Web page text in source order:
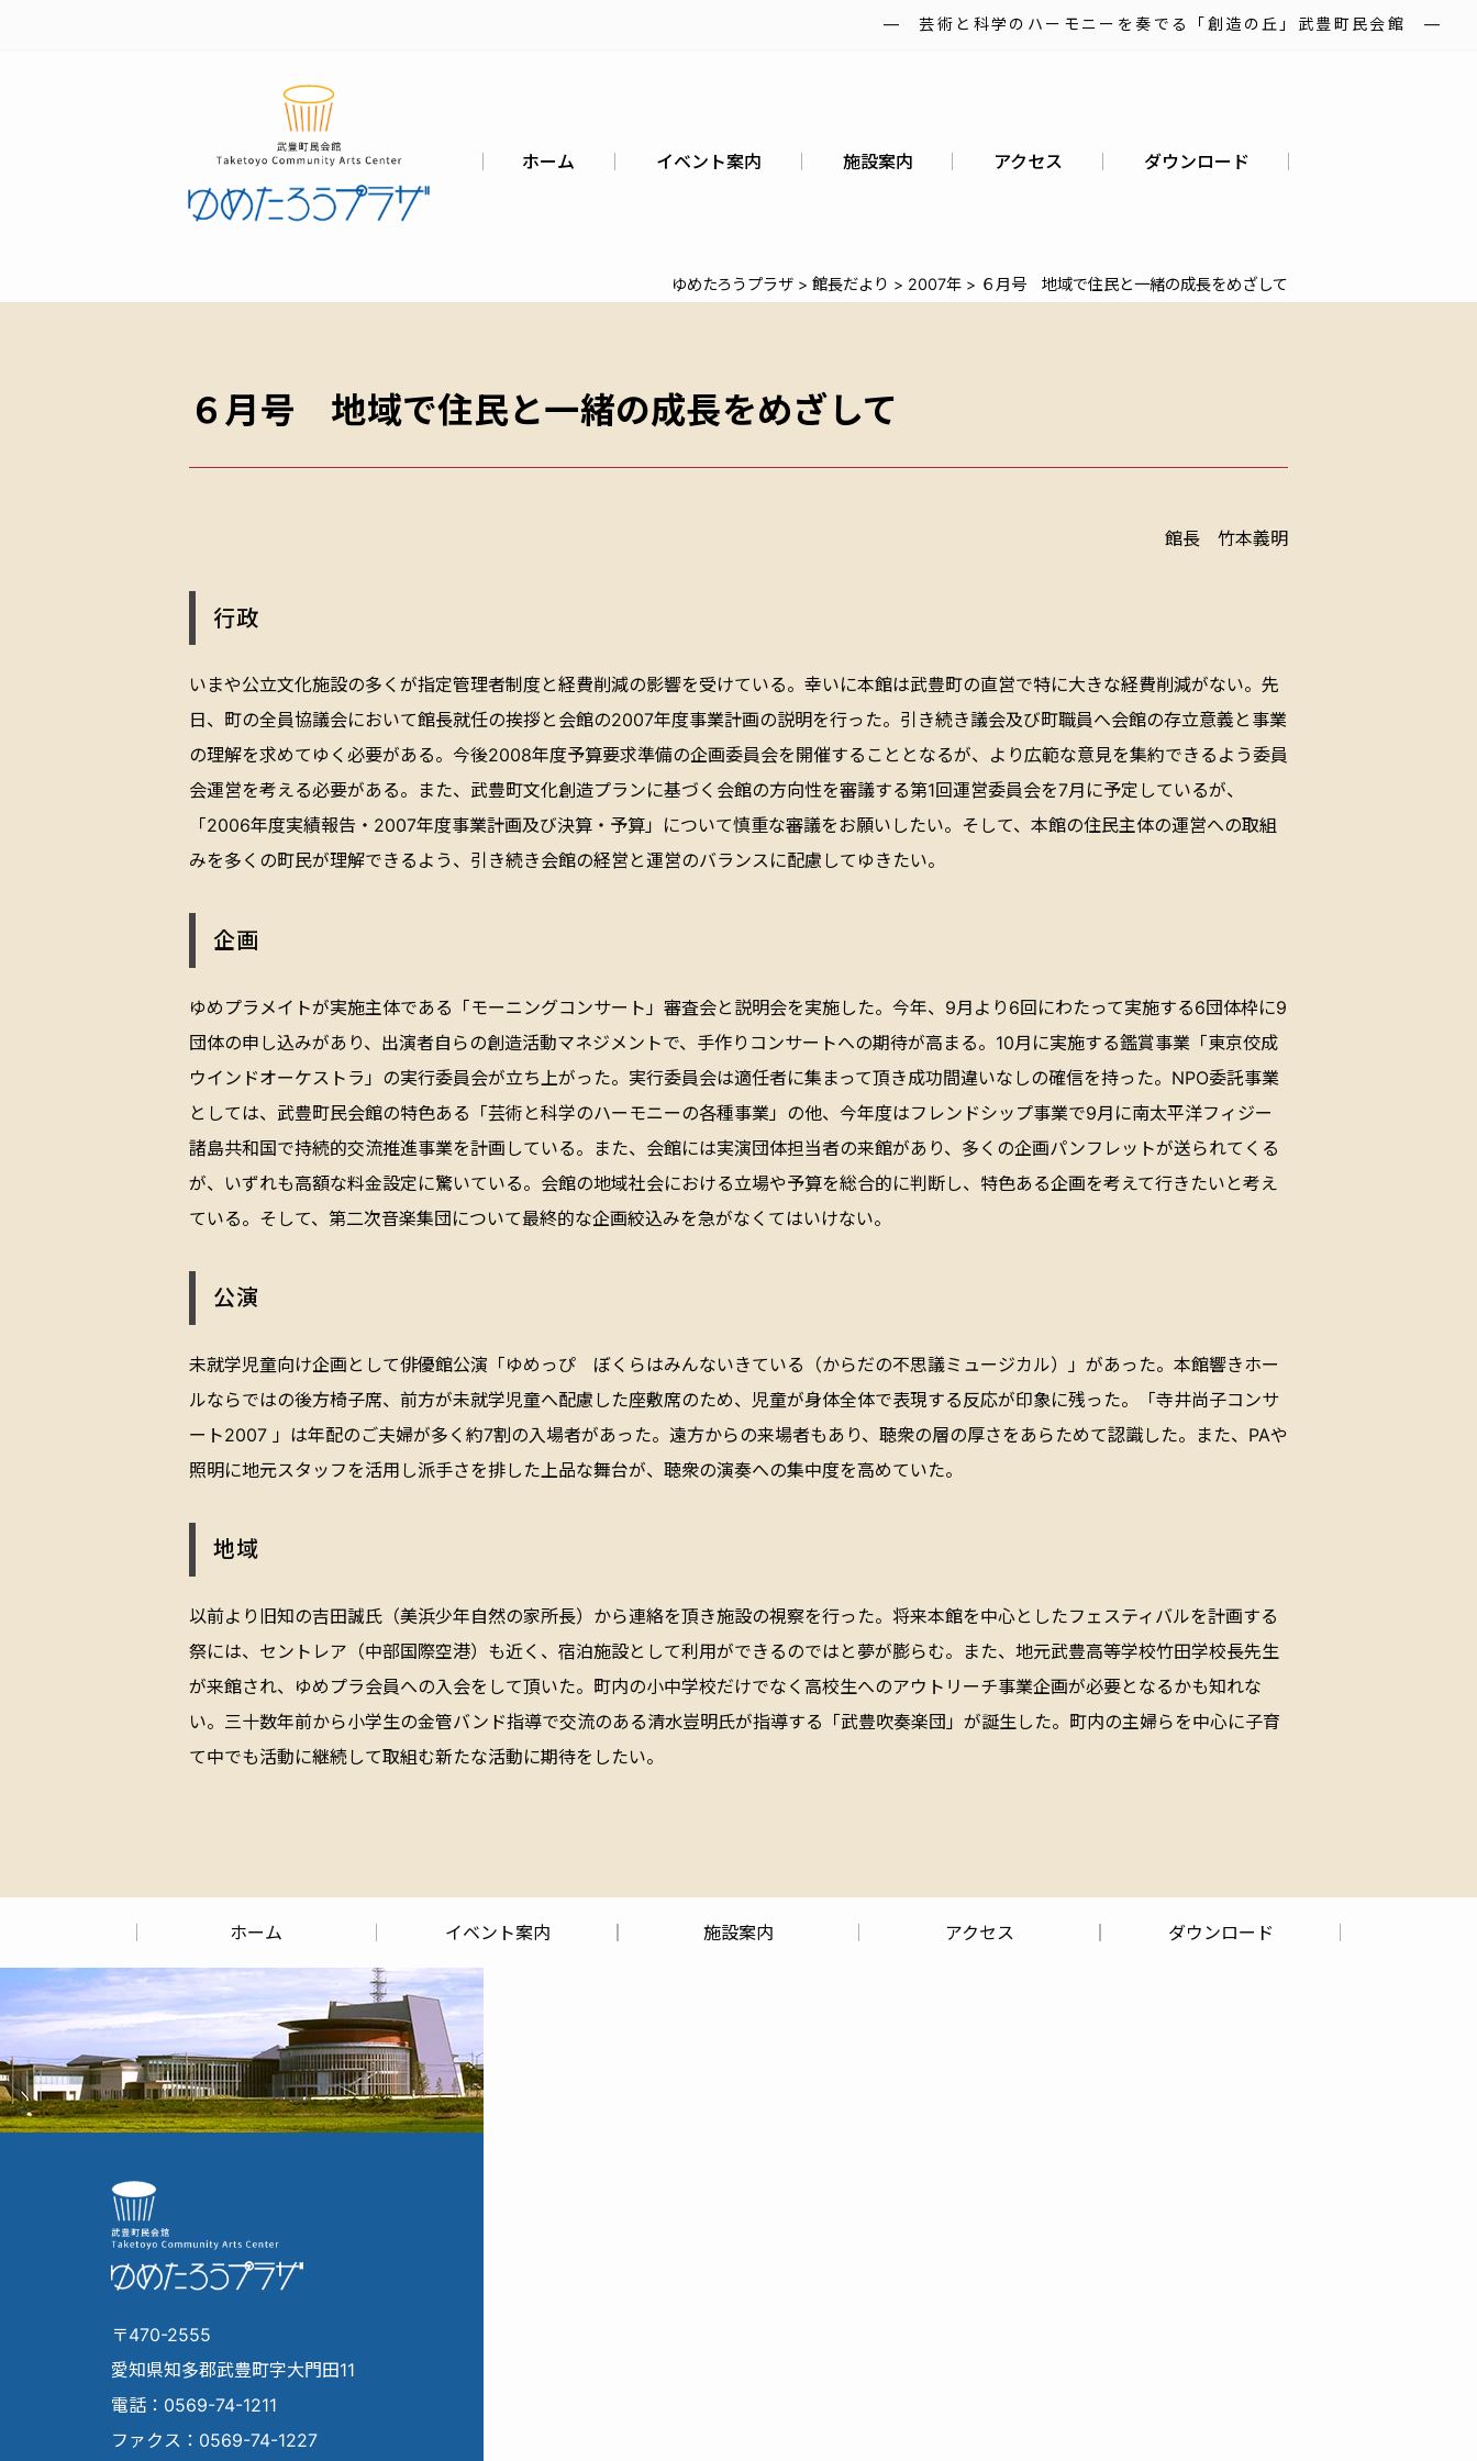
― 芸術と科学のハーモニーを奏でる「創造の丘」武豊町民会館 ―
ホーム イベント案内 施設案内 アクセス ダウンロード
ゆめたろうプラザ > 館長だより > 2007年 > ６月号 地域で住民と一緒の成長をめざして
６月号 地域で住民と一緒の成長をめざして
館長 竹本義明
行政
いまや公立文化施設の多くが指定管理者制度と経費削減の影響を受けている。幸いに本館は武豊町の直営で特に大きな経費削減がない。先
日、町の全員協議会において館長就任の挨拶と会館の2007年度事業計画の説明を行った。引き続き議会及び町職員へ会館の存立意義と事業
の理解を求めてゆく必要がある。今後2008年度予算要求準備の企画委員会を開催することとなるが、より広範な意見を集約できるよう委員
会運営を考える必要がある。また、武豊町文化創造プランに基づく会館の方向性を審議する第1回運営委員会を7月に予定しているが、
「2006年度実績報告・2007年度事業計画及び決算・予算」について慎重な審議をお願いしたい。そして、本館の住民主体の運営への取組
みを多くの町民が理解できるよう、引き続き会館の経営と運営のバランスに配慮してゆきたい。
企画
ゆめプラメイトが実施主体である「モーニングコンサート」審査会と説明会を実施した。今年、9月より6回にわたって実施する6団体枠に9
団体の申し込みがあり、出演者自らの創造活動マネジメントで、手作りコンサートへの期待が高まる。10月に実施する鑑賞事業「東京佼成
ウインドオーケストラ」の実行委員会が立ち上がった。実行委員会は適任者に集まって頂き成功間違いなしの確信を持った。NPO委託事業
としては、武豊町民会館の特色ある「芸術と科学のハーモニーの各種事業」の他、今年度はフレンドシップ事業で9月に南太平洋フィジー
諸島共和国で持続的交流推進事業を計画している。また、会館には実演団体担当者の来館があり、多くの企画パンフレットが送られてくる
が、いずれも高額な料金設定に驚いている。会館の地域社会における立場や予算を総合的に判断し、特色ある企画を考えて行きたいと考え
ている。そして、第二次音楽集団について最終的な企画絞込みを急がなくてはいけない。
公演
未就学児童向け企画として俳優館公演「ゆめっぴ ぼくらはみんないきている（からだの不思議ミュージカル）」があった。本館響きホー
ルならではの後方椅子席、前方が未就学児童へ配慮した座敷席のため、児童が身体全体で表現する反応が印象に残った。「寺井尚子コンサ
ート2007 」は年配のご夫婦が多く約7割の入場者があった。遠方からの来場者もあり、聴衆の層の厚さをあらためて認識した。また、PAや
照明に地元スタッフを活用し派手さを排した上品な舞台が、聴衆の演奏への集中度を高めていた。
地域
以前より旧知の吉田誠氏（美浜少年自然の家所長）から連絡を頂き施設の視察を行った。将来本館を中心としたフェスティバルを計画する
祭には、セントレア（中部国際空港）も近く、宿泊施設として利用ができるのではと夢が膨らむ。また、地元武豊高等学校竹田学校長先生
が来館され、ゆめプラ会員への入会をして頂いた。町内の小中学校だけでなく高校生へのアウトリーチ事業企画が必要となるかも知れな
い。三十数年前から小学生の金管バンド指導で交流のある清水豈明氏が指導する「武豊吹奏楽団」が誕生した。町内の主婦らを中心に子育
て中でも活動に継続して取組む新たな活動に期待をしたい。
ホーム イベント案内 施設案内 アクセス ダウンロード
〒470-2555
愛知県知多郡武豊町字大門田11
電話：0569-74-1211
ファクス：0569-74-1227